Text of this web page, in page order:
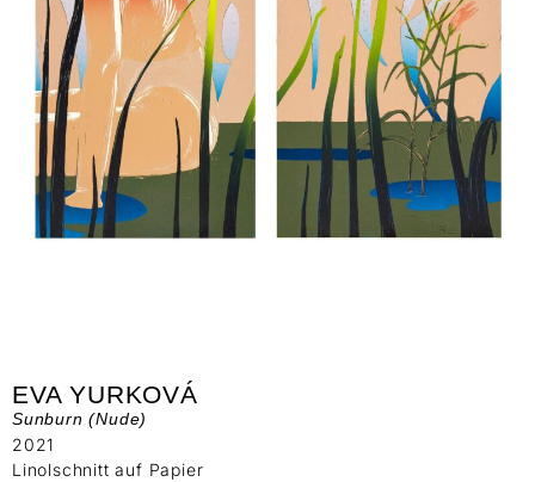
EVA YURKOVÁ
Sunburn (Nude)
2021
Linolschnitt auf Papier